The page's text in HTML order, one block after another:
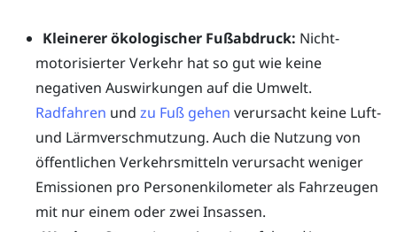
Kleinerer ökologischer Fußabdruck: Nicht-
motorisierter Verkehr hat so gut wie keine
negativen Auswirkungen auf die Umwelt.
Radfahren und zu Fuß gehen verursacht keine Luft-
und Lärmverschmutzung. Auch die Nutzung von
öffentlichen Verkehrsmitteln verursacht weniger
Emissionen pro Personenkilometer als Fahrzeugen
mit nur einem oder zwei Insassen.